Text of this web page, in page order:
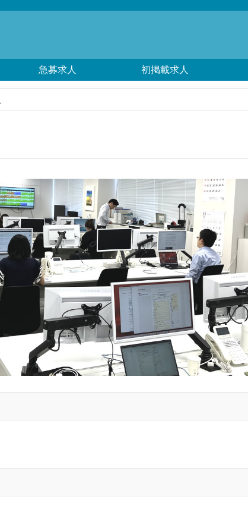
急募求人 初掲載求人